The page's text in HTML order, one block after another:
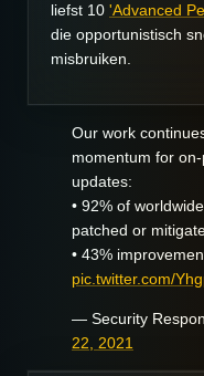
liefst 10 'Advanced
die opportunistisch
misbruiken.
Our work
momentum for
updates:
• 92% of
patched or
• 43%
pic.twitter.com/
— Security
22, 2021